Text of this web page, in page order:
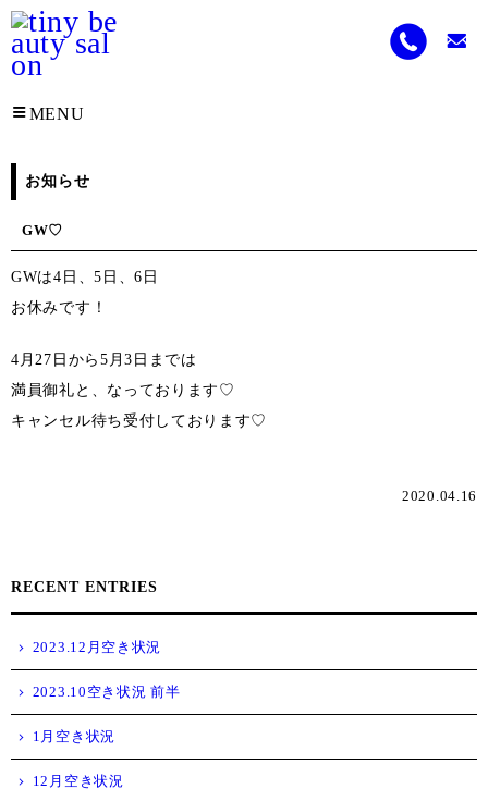
MENU
お知らせ
GW♡
GWは4日、5日、6日
お休みです！
4月27日から5月3日までは
満員御礼と、なっております♡
キャンセル待ち受付しております♡
2020.04.16
RECENT ENTRIES
2023.12月空き状況
2023.10空き状況 前半
1月空き状況
12月空き状況